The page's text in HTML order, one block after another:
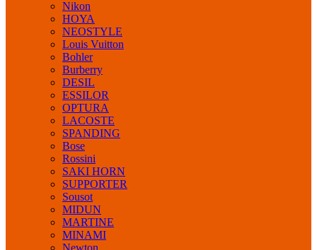
Nikon
HOYA
NEOSTYLE
Louis Vuitton
Bohler
Burberry
DESIL
ESSILOR
OPTURA
LACOSTE
SPANDING
Bose
Rossini
SAKI HORN
SUPPORTER
Sousot
MIDUN
MARTINE
MINAMI
Newton